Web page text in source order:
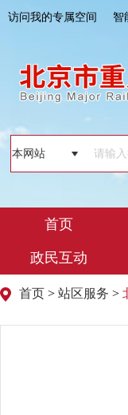
访问我的专属空间 智
首页
政民互动
首页 > 站区服务 >